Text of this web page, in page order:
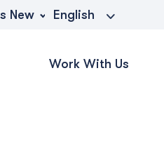
New English
Work With Us